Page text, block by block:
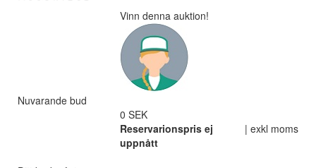
Vinn denna auktion!
Nuvarande bud
0 SEK
| exkl moms
Reservarionspris ej
uppnått